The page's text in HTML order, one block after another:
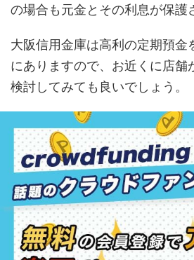
の場合も元金とその利息が保護
大阪信用金庫は高利の定期預金
にありますので、お近くに店舗
検討してみても良いでしょう。